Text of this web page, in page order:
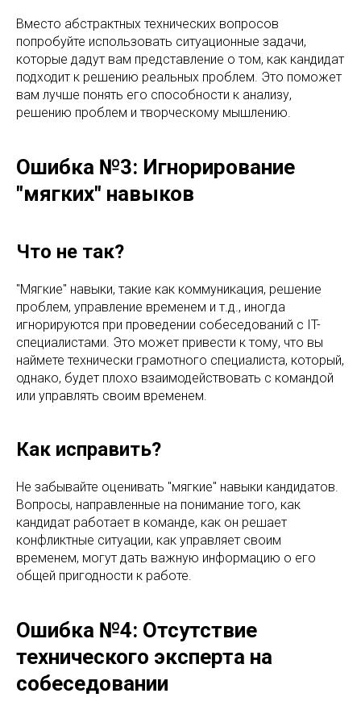
Вместо абстрактных технических вопросов
попробуйте использовать ситуационные задачи,
которые дадут вам представление о том, как кандидат
подходит к решению реальных проблем. Это поможет
вам лучше понять его способности к анализу,
решению проблем и творческому мышлению.
Ошибка №3: Игнорирование
"мягких" навыков
Что не так?
"Мягкие" навыки, такие как коммуникация, решение
проблем, управление временем и т.д., иногда
игнорируются при проведении собеседований с IT-
специалистами. Это может привести к тому, что вы
наймете технически грамотного специалиста, который,
однако, будет плохо взаимодействовать с командой
или управлять своим временем.
Как исправить?
Не забывайте оценивать "мягкие" навыки кандидатов.
Вопросы, направленные на понимание того, как
кандидат работает в команде, как он решает
конфликтные ситуации, как управляет своим
временем, могут дать важную информацию о его
общей пригодности к работе.
Ошибка №4: Отсутствие
технического эксперта на
собеседовании